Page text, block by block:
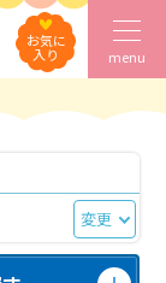
menu
お気に
入り
変更